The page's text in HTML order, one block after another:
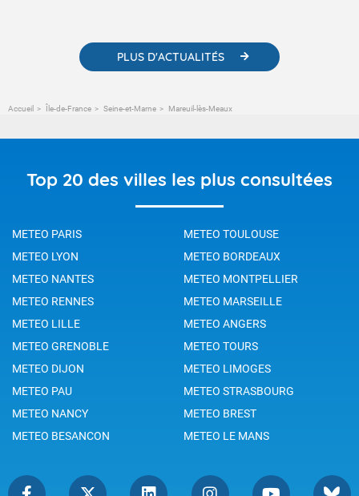
PLUS D'ACTUALITÉS
Accueil Île-de-France Seine-et-Marne Mareuil-lès-Meaux
Top 20 des villes les plus consultées
METEO PARIS
METEO TOULOUSE
METEO LYON
METEO BORDEAUX
METEO NANTES
METEO MONTPELLIER
METEO RENNES
METEO MARSEILLE
METEO LILLE
METEO ANGERS
METEO GRENOBLE
METEO TOURS
METEO DIJON
METEO LIMOGES
METEO PAU
METEO STRASBOURG
METEO NANCY
METEO BREST
METEO BESANCON
METEO LE MANS